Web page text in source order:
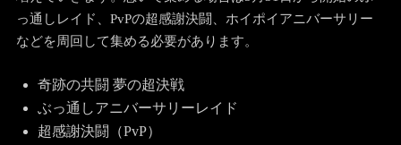
っ通しレイド、PvPの超感謝決闘、ホイポイアニバーサリー
などを周回して集める必要があります。
奇跡の共闘 夢の超決戦
ぶっ通しアニバーサリーレイド
超感謝決闘（PvP）